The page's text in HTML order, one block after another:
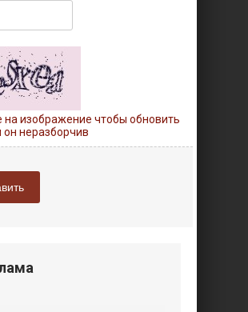
на изображение чтобы обновить
он неразборчив